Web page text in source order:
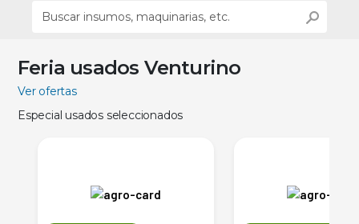
Feria usados Venturino
Ver ofertas
Especial usados seleccionados